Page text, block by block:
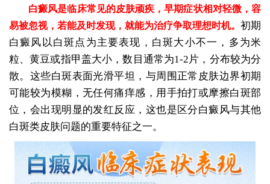
白癜风是临床常见的皮肤顽疾，早期症状相对轻微，容
易被忽视，若能及时发现，就能为治疗争取理想时机。初期
白癜风以白斑点为主要表现，白斑大小不一，多为米
粒、黄豆或指甲盖大小，数目通常为1-2片，分布较为分
散。这些白斑表面光滑平坦，与周围正常皮肤边界初期
可能较为模糊，无任何痛痒感，用手拍打或摩擦白斑部
位，会出现明显的发红反应，这也是区分白癜风与其他
白斑类皮肤问题的重要特征之一。